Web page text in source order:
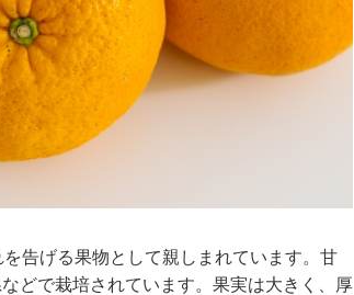
告げる果物として親しまれています。甘
どで栽培されています。果実は大きく、厚